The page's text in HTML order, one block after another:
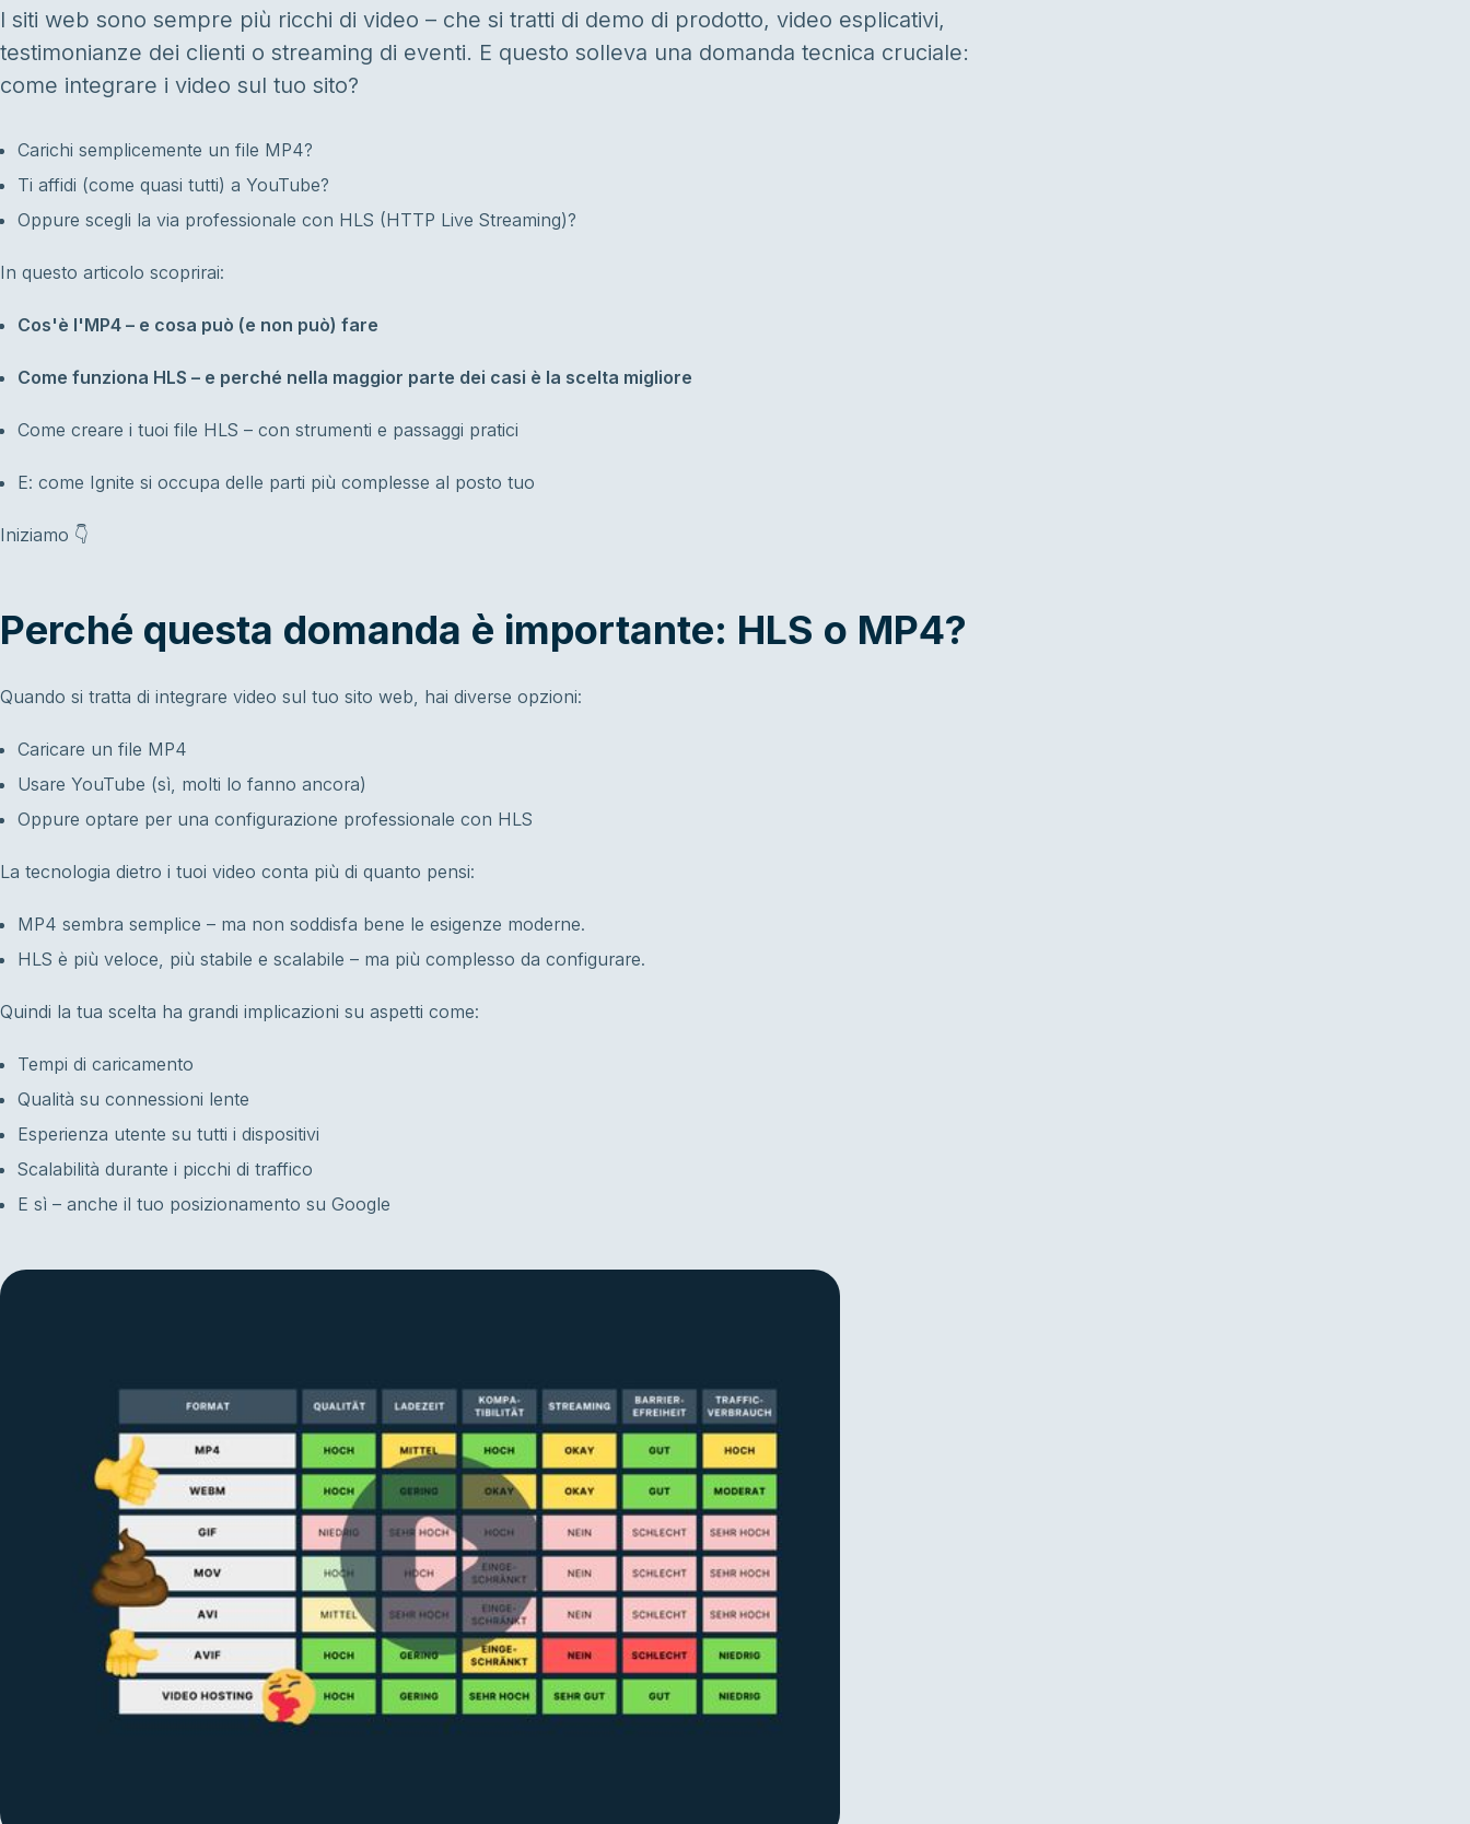
I siti web sono sempre più ricchi di video – che si tratti di demo di prodotto, video esplicativi,
testimonianze dei clienti o streaming di eventi. E questo solleva una domanda tecnica cruciale:
come integrare i video sul tuo sito?
Carichi semplicemente un file MP4?
Ti affidi (come quasi tutti) a YouTube?
Oppure scegli la via professionale con HLS (HTTP Live Streaming)?
In questo articolo scoprirai:
Cos'è l'MP4 – e cosa può (e non può) fare
Come funziona HLS – e perché nella maggior parte dei casi è la scelta migliore
Come creare i tuoi file HLS – con strumenti e passaggi pratici
E: come Ignite si occupa delle parti più complesse al posto tuo
Iniziamo 👇
Perché questa domanda è importante: HLS o MP4?
Quando si tratta di integrare video sul tuo sito web, hai diverse opzioni:
Caricare un file MP4
Usare YouTube (sì, molti lo fanno ancora)
Oppure optare per una configurazione professionale con HLS
La tecnologia dietro i tuoi video conta più di quanto pensi:
MP4 sembra semplice – ma non soddisfa bene le esigenze moderne.
HLS è più veloce, più stabile e scalabile – ma più complesso da configurare.
Quindi la tua scelta ha grandi implicazioni su aspetti come:
Tempi di caricamento
Qualità su connessioni lente
Esperienza utente su tutti i dispositivi
Scalabilità durante i picchi di traffico
E sì – anche il tuo posizionamento su Google